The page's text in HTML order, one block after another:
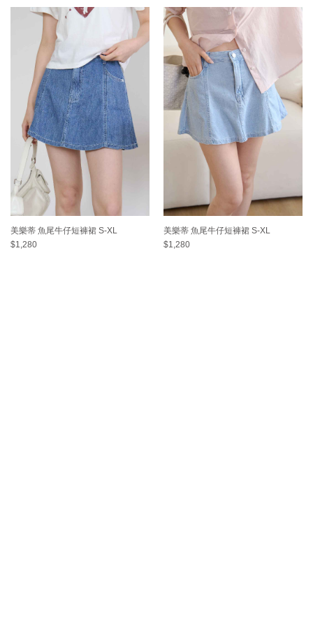
美樂蒂 魚尾牛仔短褲裙 S-XL
$1,280
美樂蒂 魚尾牛仔短褲裙 S-XL
$1,280